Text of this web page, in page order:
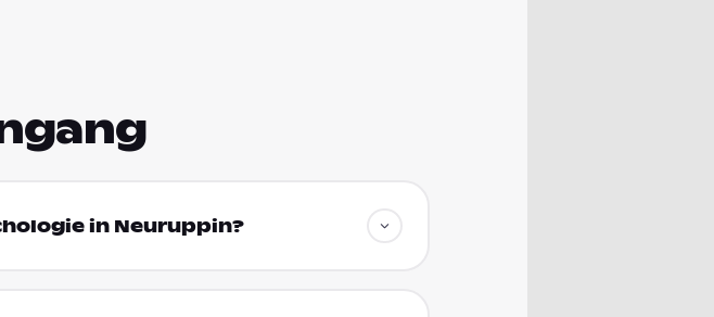
in Neuruppin?